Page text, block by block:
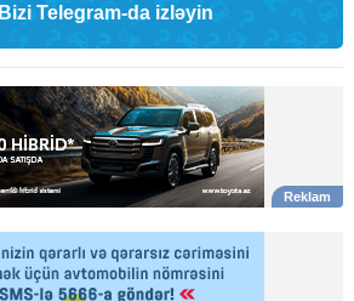
Bizi Telegram-da izləyin